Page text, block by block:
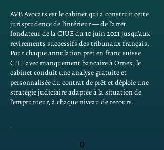
AVB Avocats est le cabinet qui a construit cette
jurisprudence de l'intérieur — de l'arrêt
fondateur de la CJUE du 10 juin 2021 jusqu'aux
revirements successifs des tribunaux français.
Pour chaque annulation prêt en franc suisse
CHF avec manquement bancaire à Ornex, le
cabinet conduit une analyse gratuite et
personnalisée du contrat de prêt et déploie une
stratégie judiciaire adaptée à la situation de
l'emprunteur, à chaque niveau de recours.
0